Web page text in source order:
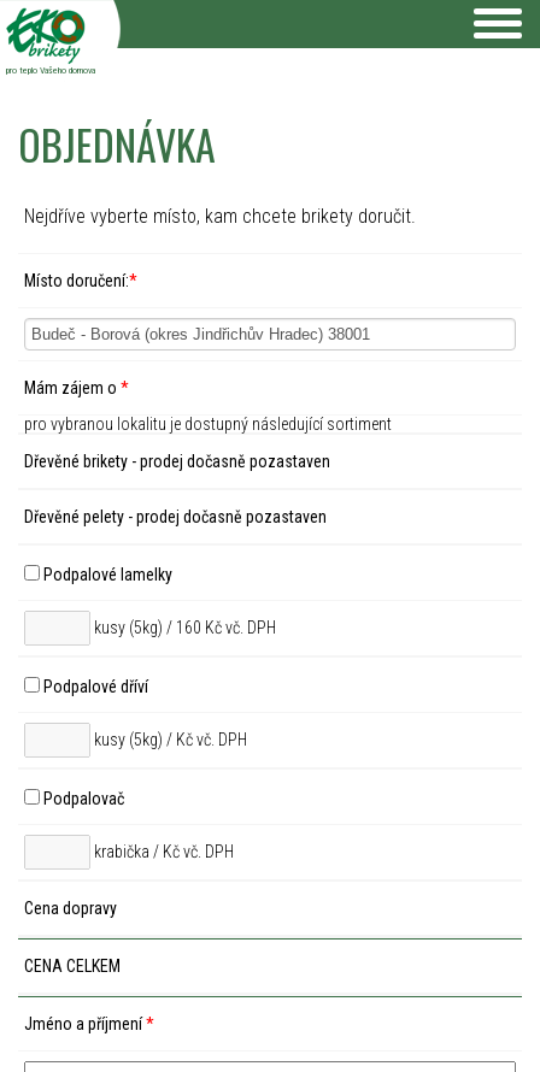
pro teplo Vašeho domova
OBJEDNÁVKA
Nejdříve vyberte místo, kam chcete brikety doručit.
Místo doručení:*
Mám zájem o *
pro vybranou lokalitu je dostupný následující sortiment
Dřevěné brikety - prodej dočasně pozastaven
Dřevěné pelety - prodej dočasně pozastaven
Podpalové lamelky
kusy (5kg) / 160 Kč vč. DPH
Podpalové dříví
kusy (5kg) / Kč vč. DPH
Podpalovač
krabička / Kč vč. DPH
Cena dopravy
CENA CELKEM
Jméno a příjmení*